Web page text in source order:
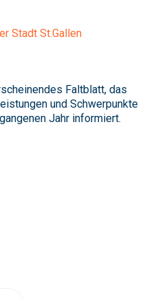
Stadt St.Gallen
Faltblatt, das
und Schwerpunkte
Jahr informiert.